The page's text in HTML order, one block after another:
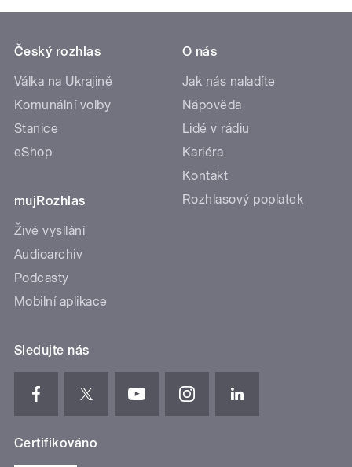
Český rozhlas
Válka na Ukrajině
Komunální volby
Stanice
eShop
mujRozhlas
Živé vysílání
Audioarchiv
Podcasty
Mobilní aplikace
O nás
Jak nás naladíte
Nápověda
Lidé v rádiu
Kariéra
Kontakt
Rozhlasový poplatek
Sledujte nás
Certifikováno